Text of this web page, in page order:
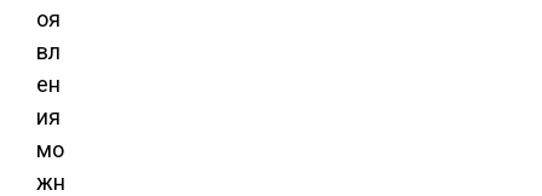
оя
вл
ен
ия
мо
жн